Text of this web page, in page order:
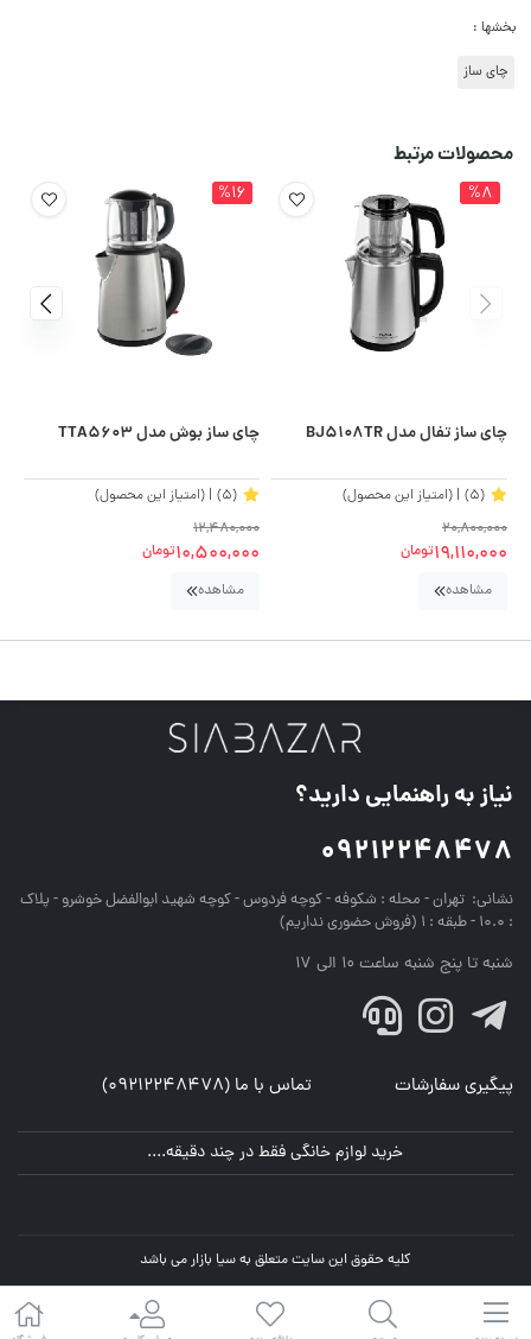
بخشها :
چای ساز
محصولات مرتبط
%8
چای ساز تفال مدل BJ5108TR
(5)
| (امتیاز این محصول)
20,800,000
19,110,000تومان
مشاهده
%16
چای ساز بوش مدل TTA5603
(5)
| (امتیاز این محصول)
12,480,000
10,500,000تومان
مشاهده
نیاز به راهنمایی دارید؟
09212248478
نشانی: تهران - محله : شکوفه - کوچه فردوس - کوچه شهید ابوالفضل خوشرو - پلاک
: 10.0 - طبقه : 1 (فروش حضوری نداریم)
شنبه تا پنج شنبه ساعت 10 الی 17
پیگیری سفارشات تماس با ما (09212248478)
خرید لوازم خانگی فقط در چند دقیقه....
کلیه حقوق این سایت متعلق به سیا بازار می باشد